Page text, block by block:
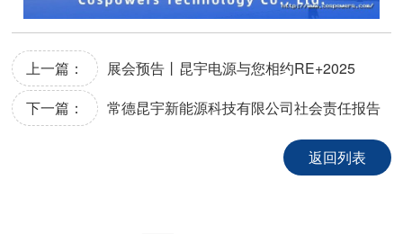
上一篇：
展会预告丨昆宇电源与您相约RE+2025
下一篇：
常德昆宇新能源科技有限公司社会责任报告
返回列表